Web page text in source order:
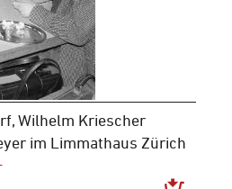
Wilhelm Kriescher
im Limmathaus Zürich